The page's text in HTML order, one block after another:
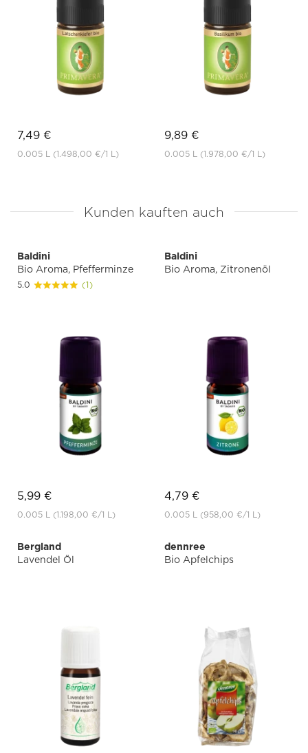
7,49 €
0.005 L (1.498,00 €/1 L)
9,89 €
0.005 L (1.978,00 €/1 L)
Kunden kauften auch
Baldini
Bio Aroma, Pfefferminze
5.0 (1)
5,99 €
0.005 L (1.198,00 €/1 L)
Baldini
Bio Aroma, Zitronenöl
4,79 €
0.005 L (958,00 €/1 L)
Bergland
Lavendel Öl
dennree
Bio Apfelchips